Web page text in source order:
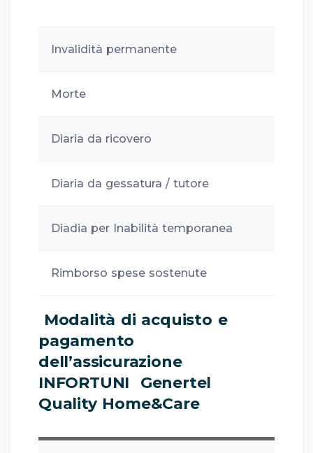
Invalidità permanente
Morte
Diaria da ricovero
Diaria da gessatura / tutore
Diadia per Inabilità temporanea
Rimborso spese sostenute
Modalità di acquisto e
pagamento
dell’assicurazione
INFORTUNI Genertel
Quality Home&Care